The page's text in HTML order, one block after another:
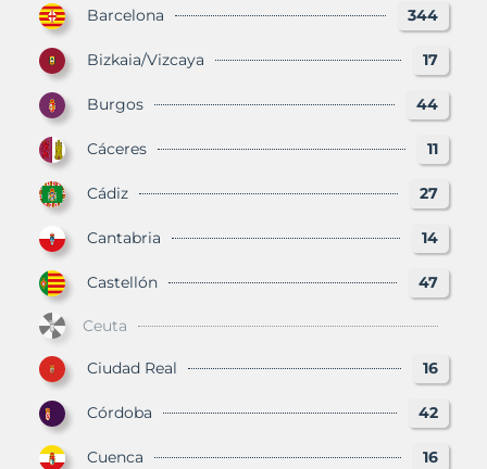
Barcelona 344
Bizkaia/Vizcaya 17
Burgos 44
Cáceres 11
Cádiz 27
Cantabria 14
Castellón 47
Ceuta
Ciudad Real 16
Córdoba 42
Cuenca 16